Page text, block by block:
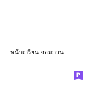
หน้าเกรียน จอมกวน